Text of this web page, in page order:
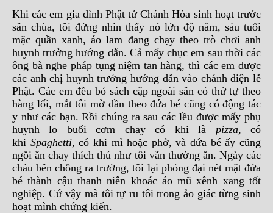
Khi các em gia đình Phật tử Chánh Hòa sinh hoạt trước
sân chùa, tôi đứng nhìn thấy nó lớn độ năm, sáu tuổi
mặc quần xanh, áo lam đang chạy theo trò chơi anh
huynh trưởng hướng dẫn. Cả mấy chục em sau thời các
ông bà nghe pháp tụng niệm tan hàng, thì các em được
các anh chị huynh trưởng hướng dẫn vào chánh điện lễ
Phật. Các em đều bỏ sách cặp ngoài sân có thứ tự theo
hàng lối, mắt tôi mờ dần theo đứa bé cũng có động tác
y như các bạn. Rồi chúng ra sau các lều được mấy phụ
huynh lo buổi cơm chay có khi là pizza, có
khi Spaghetti, có khi mì hoặc phở, và đứa bé ấy cũng
ngồi ăn chay thích thú như tôi vẫn thường ăn. Ngày các
cháu bên chồng ra trường, tôi lại phóng đại nét mặt đứa
bé thành cậu thanh niên khoác áo mũ xênh xang tốt
nghiệp. Cứ vậy mà tôi tự ru tôi trong ảo giác từng sinh
hoạt mình chứng kiến.